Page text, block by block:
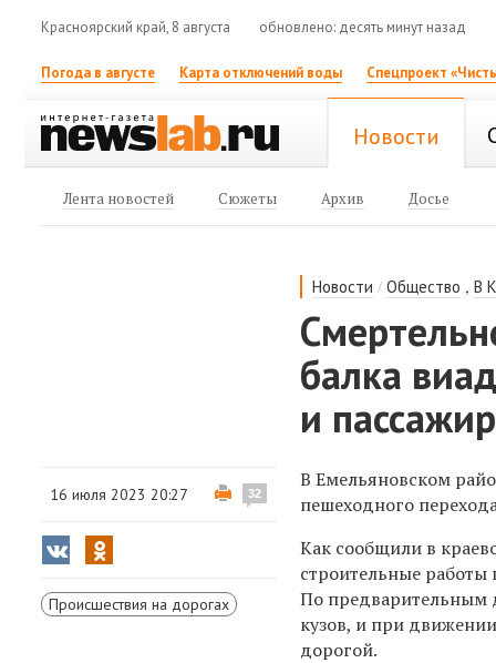
Красноярский край, 8 августа обновлено: десять минут назад
Погода в августе Карта отключений воды Спецпроект
Новости
Лента новостей Сюжеты Архив Досье
Новости /Общество ,В
балка
и
16 июля 2023 20:27 32
Происшествия на дорогах
В Емельяновском
пешеходного
Как сообщили в
строительные работы
По предварительным
кузов, и при
дорогой.